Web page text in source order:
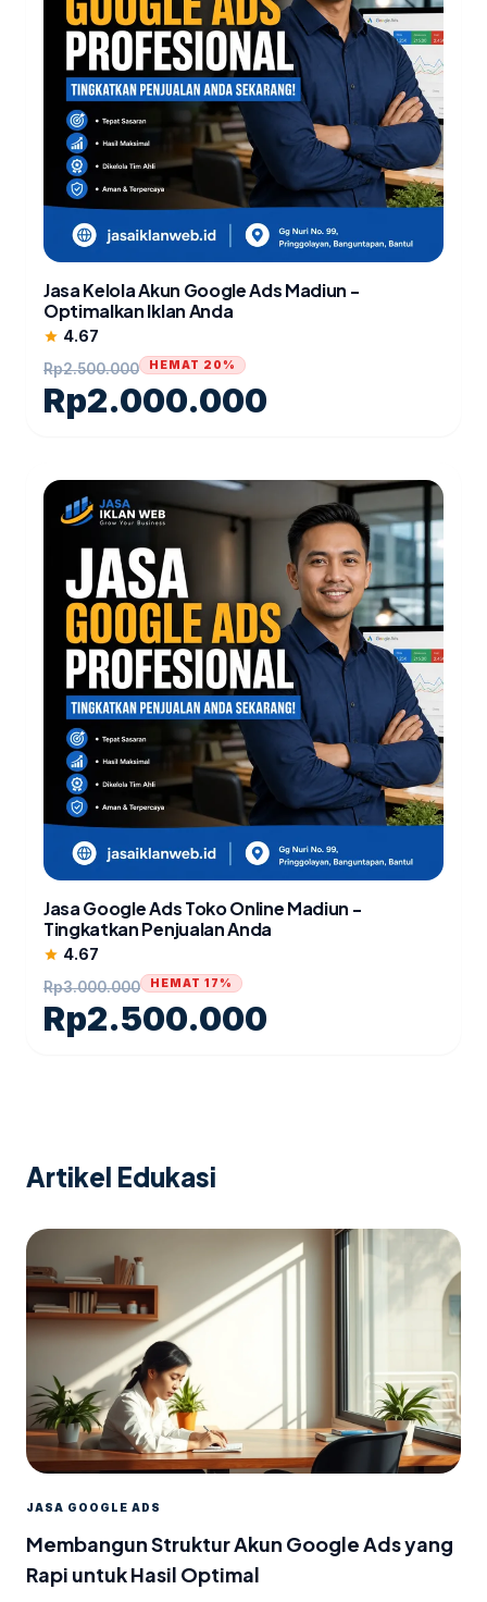
Jasa Kelola Akun Google Ads Madiun -
Optimalkan Iklan Anda
star 4.67
Rp2.500.000
Rp2.000.000
HEMAT 20%
Jasa Google Ads Toko Online Madiun -
Tingkatkan Penjualan Anda
star 4.67
Rp3.000.000
Rp2.500.000
HEMAT 17%
Artikel Edukasi
JASA GOOGLE ADS
Membangun Struktur Akun Google Ads yang
Rapi untuk Hasil Optimal